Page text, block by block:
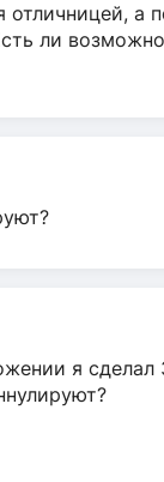
отличницей, а
ли
я сделал